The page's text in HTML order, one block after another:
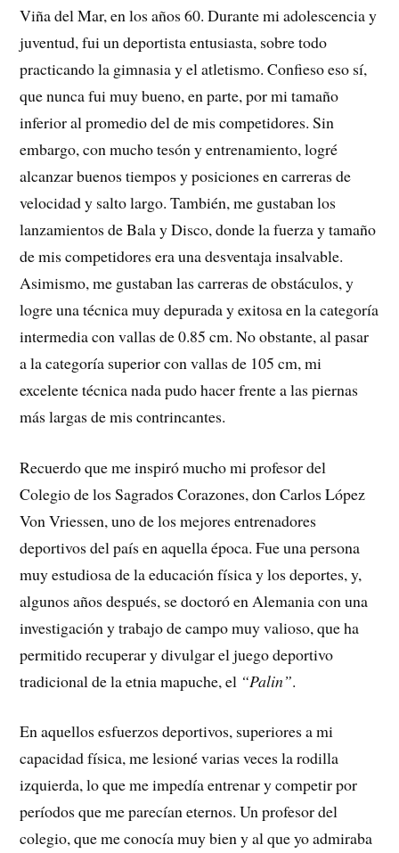
Viña del Mar, en los años 60. Durante mi adolescencia y
juventud, fui un deportista entusiasta, sobre todo
practicando la gimnasia y el atletismo. Confieso eso sí,
que nunca fui muy bueno, en parte, por mi tamaño
inferior al promedio del de mis competidores. Sin
embargo, con mucho tesón y entrenamiento, logré
alcanzar buenos tiempos y posiciones en carreras de
velocidad y salto largo. También, me gustaban los
lanzamientos de Bala y Disco, donde la fuerza y tamaño
de mis competidores era una desventaja insalvable.
Asimismo, me gustaban las carreras de obstáculos, y
logre una técnica muy depurada y exitosa en la categoría
intermedia con vallas de 0.85 cm. No obstante, al pasar
a la categoría superior con vallas de 105 cm, mi
excelente técnica nada pudo hacer frente a las piernas
más largas de mis contrincantes.
Recuerdo que me inspiró mucho mi profesor del
Colegio de los Sagrados Corazones, don Carlos López
Von Vriessen, uno de los mejores entrenadores
deportivos del país en aquella época. Fue una persona
muy estudiosa de la educación física y los deportes, y,
algunos años después, se doctoró en Alemania con una
investigación y trabajo de campo muy valioso, que ha
permitido recuperar y divulgar el juego deportivo
tradicional de la etnia mapuche, el “Palin”.
En aquellos esfuerzos deportivos, superiores a mi
capacidad física, me lesioné varias veces la rodilla
izquierda, lo que me impedía entrenar y competir por
períodos que me parecían eternos. Un profesor del
colegio, que me conocía muy bien y al que yo admiraba